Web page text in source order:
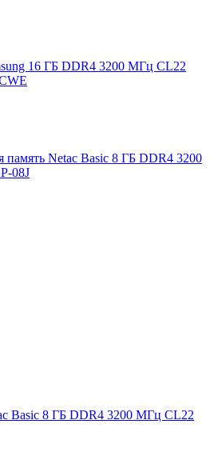
16 ГБ DDR4 3200 МГц CL22
Basic 8 ГБ DDR4 3200 МГц CL22